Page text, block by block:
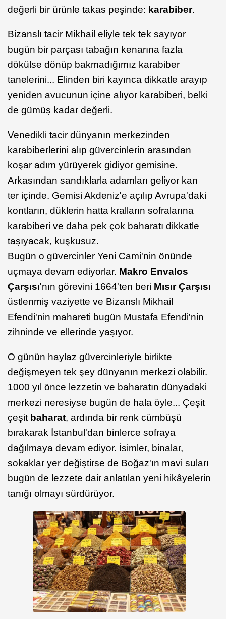
değerli bir ürünle takas peşinde: karabiber.
Bizanslı tacir Mikhail eliyle tek tek sayıyor
bugün bir parçası tabağın kenarına fazla
dökülse dönüp bakmadığımız karabiber
tanelerini... Elinden biri kayınca dikkatle arayıp
yeniden avucunun içine alıyor karabiberi, belki
de gümüş kadar değerli.
Venedikli tacir dünyanın merkezinden
karabiberlerini alıp güvercinlerin arasından
koşar adım yürüyerek gidiyor gemisine.
Arkasından sandıklarla adamları geliyor kan
ter içinde. Gemisi Akdeniz'e açılıp Avrupa'daki
kontların, düklerin hatta kralların sofralarına
karabiberi ve daha pek çok baharatı dikkatle
taşıyacak, kuşkusuz.
Bugün o güvercinler Yeni Cami'nin önünde
uçmaya devam ediyorlar. Makro Envalos
Çarşısı'nın görevini 1664'ten beri Mısır Çarşısı
üstlenmiş vaziyette ve Bizanslı Mikhail
Efendi'nin mahareti bugün Mustafa Efendi'nin
zihninde ve ellerinde yaşıyor.
O günün haylaz güvercinleriyle birlikte
değişmeyen tek şey dünyanın merkezi olabilir.
1000 yıl önce lezzetin ve baharatın dünyadaki
merkezi neresiyse bugün de hala öyle... Çeşit
çeşit baharat, ardında bir renk cümbüşü
bırakarak İstanbul'dan binlerce sofraya
dağılmaya devam ediyor. İsimler, binalar,
sokaklar yer değiştirse de Boğaz'ın mavi suları
bugün de lezzete dair anlatılan yeni hikâyelerin
tanığı olmayı sürdürüyor.